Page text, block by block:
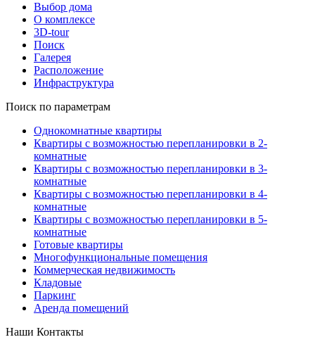
Выбор дома
О комплексе
3D-tour
Поиск
Галерея
Расположение
Инфраструктура
Поиск по параметрам
Однокомнатные квартиры
Квартиры с возможностью перепланировки в 2-
комнатные
Квартиры с возможностью перепланировки в 3-
комнатные
Квартиры с возможностью перепланировки в 4-
комнатные
Квартиры с возможностью перепланировки в 5-
комнатные
Готовые квартиры
Многофункциональные помещения
Коммерческая недвижимость
Кладовые
Паркинг
Аренда помещений
Наши Контакты